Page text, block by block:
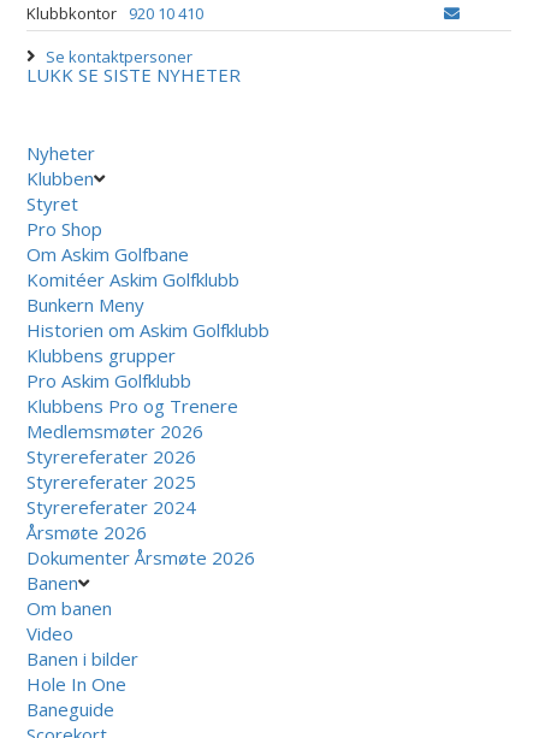
Klubbkontor
920 10 410
Se kontaktpersoner
LUKK SE SISTE NYHETER
Nyheter
Klubben
Styret
Pro Shop
Om Askim Golfbane
Komitéer Askim Golfklubb
Bunkern Meny
Historien om Askim Golfklubb
Klubbens grupper
Pro Askim Golfklubb
Klubbens Pro og Trenere
Medlemsmøter 2026
Styrereferater 2026
Styrereferater 2025
Styrereferater 2024
Årsmøte 2026
Dokumenter Årsmøte 2026
Banen
Om banen
Video
Banen i bilder
Hole In One
Baneguide